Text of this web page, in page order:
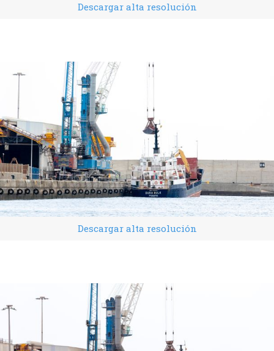
Descargar alta resolución
Descargar alta resolución